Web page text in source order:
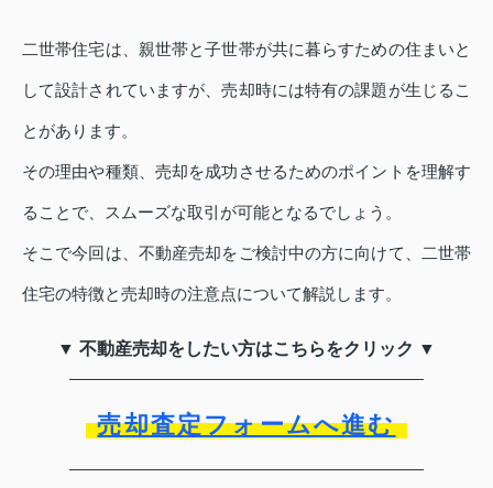
二世帯住宅は、親世帯と子世帯が共に暮らすための住まいと
して設計されていますが、売却時には特有の課題が生じるこ
とがあります。
その理由や種類、売却を成功させるためのポイントを理解す
ることで、スムーズな取引が可能となるでしょう。
そこで今回は、不動産売却をご検討中の方に向けて、二世帯
住宅の特徴と売却時の注意点について解説します。
▼ 不動産売却をしたい方はこちらをクリック ▼
売却査定フォームへ進む